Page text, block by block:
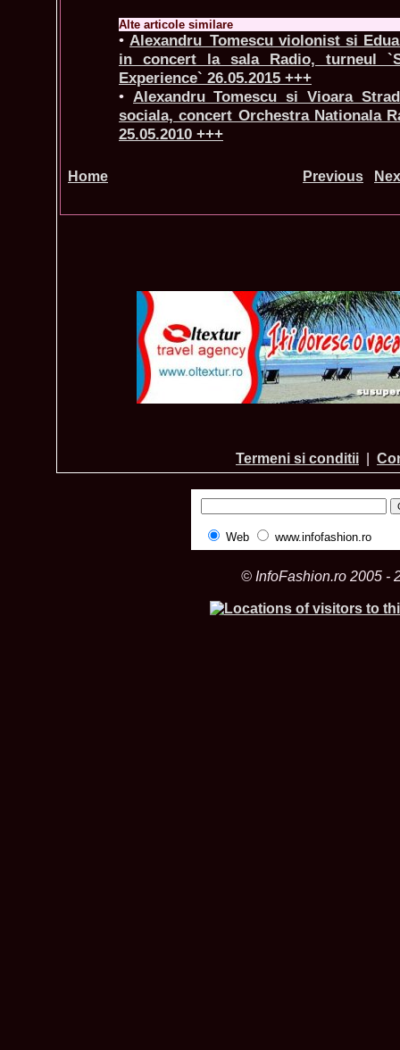
Alte articole similare
• Alexandru_Tomescu violonist si
in concert la sala Radio, turneul
Experience` 26.05.2015 +++
• Alexandru_Tomescu si Vioara
sociala, concert Orchestra Nationala
25.05.2010 +++
Home Previous
Termeni si conditii
Web www.infofashion.ro
© InfoFashion.ro 2005 -